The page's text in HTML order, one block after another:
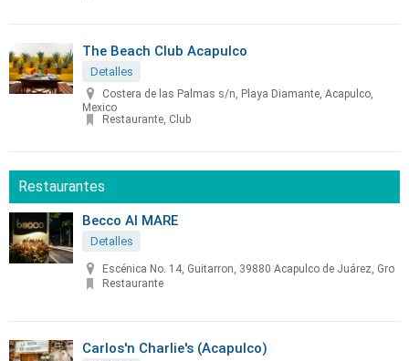
The Beach Club Acapulco
Detalles
Costera de las Palmas s/n, Playa Diamante, Acapulco,
Mexico
Restaurante, Club
Restaurantes
Becco Al MARE
Detalles
Escénica No. 14, Guitarron, 39880 Acapulco de Juárez, Gro
Restaurante
Carlos'n Charlie's (Acapulco)